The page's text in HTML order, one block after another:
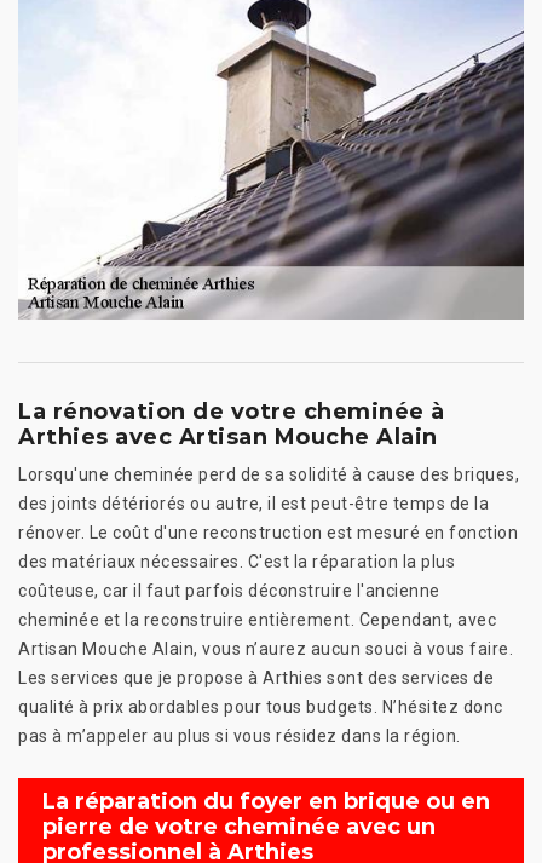
La rénovation de votre cheminée à
Arthies avec Artisan Mouche Alain
Lorsqu'une cheminée perd de sa solidité à cause des briques,
des joints détériorés ou autre, il est peut-être temps de la
rénover. Le coût d'une reconstruction est mesuré en fonction
des matériaux nécessaires. C'est la réparation la plus
coûteuse, car il faut parfois déconstruire l'ancienne
cheminée et la reconstruire entièrement. Cependant, avec
Artisan Mouche Alain, vous n’aurez aucun souci à vous faire.
Les services que je propose à Arthies sont des services de
qualité à prix abordables pour tous budgets. N’hésitez donc
pas à m’appeler au plus si vous résidez dans la région.
La réparation du foyer en brique ou en
pierre de votre cheminée avec un
professionnel à Arthies